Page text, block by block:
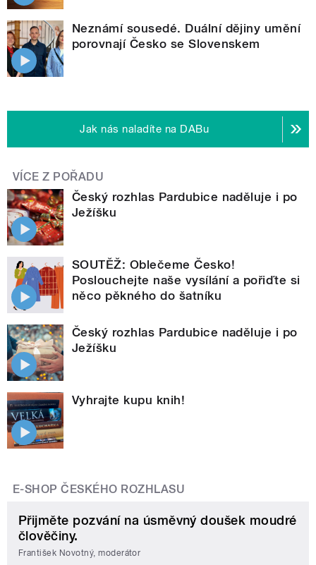
Neznámí sousedé. Duální dějiny umění
porovnají Česko se Slovenskem
Jak nás naladíte na DABu
VÍCE Z POŘADU
Český rozhlas Pardubice naděluje i po
Ježíšku
SOUTĚŽ: Oblečeme Česko!
Poslouchejte naše vysílání a pořiďte si
něco pěkného do šatníku
Český rozhlas Pardubice naděluje i po
Ježíšku
Vyhrajte kupu knih!
E-SHOP ČESKÉHO ROZHLASU
Přijměte pozvání na úsměvný doušek moudré
člověčiny.
František Novotný, moderátor